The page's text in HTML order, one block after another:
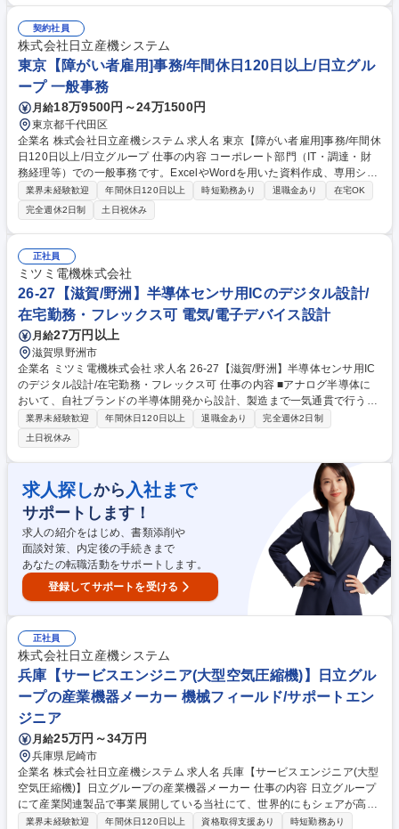
す。製品別原価管理や業績管理を行い、予算編成・中期計画の策定をサポ
ート。事業部門と連携し、経営管理支援や財務視点での業績改善を推進し
ます。また、内部統制の整備・運用管理を行い、公認会計士・税務監査へ
の対応、内部監査の実施などを担当します。 募集職種 習志野【経理/予
算・決算、原価計算、業績管理等】日立グループ/年休126日
契約社員
株式会社日立産機システム
東京【障がい者雇用]事務/年間休日120日以上/日立グル
ープ 一般事務
月給18万9500円～24万1500円
東京都千代田区
企業名 株式会社日立産機システム 求人名 東京【障がい者雇用]事務/年間休
日120日以上/日立グループ 仕事の内容 コーポレート部門（IT・調達・財
務経理等）での一般事務です。ExcelやWordを用いた資料作成、専用シス
テムへのデータ入力、書類整理などの庶務業務を通じ、組織の円滑な運営
をサポートしていただきます。 配属先はIT、調達、財務経理といったコー
ポレート部門のいずれかとなります。主な業務は、PCを使用したデータ
集計や資料作成、社内専用システムへの入力作業、およびファイリング等
の事務全般です。周囲とコミュニケーションを取りながら進める業務が中
心となります。会社の定める範囲で職務内容の変更が生じる場合がありま
すが、転勤はなく、腰を据えて事務スキルを発揮できる環境です。 募集職
種 東京【障がい者雇用]事務/年間休日120日以上/日立グループ
業界未経験歓迎 年間休日120日以上 時短勤務あり 退職金あり
在宅OK
完全週休2日制
土日祝休み
正社員
ミツミ電機株式会社
26-27【滋賀/野洲】半導体センサ用ICのデジタル設計/
在宅勤務・フレックス可 電気/電子デバイス設計
月給27万円以上
滋賀県野洲市
企業名 ミツミ電機株式会社 求人名 26-27【滋賀/野洲】半導体センサ用IC
のデジタル設計/在宅勤務・フレックス可 仕事の内容 ■アナログ半導体に
おいて、自社ブランドの半導体開発から設計、製造まで一気通貫で行う事
業とお客様の半導体を受託生産するファウンドリ事業を行う当社にて、セ
ンサ用ICのデジタル回路設計をお任せします。 (1)センサ用ICの論理設
計・仕様策定 (2)ICシミュレータを用いた検証 (3)アナログ/デジタル混載
設計の検討 【扱う製品領域】■電池（リチウムイオン電池保護IC、電池残
量予測IC、充電制御IC） ■電源（システムリセットIC、LDO、DC/DCコン
バータ、AC/DC電源用IC） ■センサ（MEMSセンサ、温度／電流センサ、
AFE/ADC） ■IGBT & FRD（EV（自動車）、産機市場向けIGBT） 募集職
種 26-27【滋賀/野洲】半導体センサ用ICのデジタル設計/在宅勤務・フレ
ックス可
業界未経験歓迎 年間休日120日以上 退職金あり
完全週休2日制
土日祝休み
求人探しから 入社まで
サポートします！
求人の紹介をはじめ、書類添削や
面談対策、内定後の手続きまで
あなたの転職活動をサポートします。
登録してサポートを受ける
正社員
株式会社日立産機システム
兵庫【サービスエンジニア(大型空気圧縮機)】日立グル
ープの産業機器メーカー 機械フィールド/サポートエン
ジニア
月給25万円～34万円
兵庫県尼崎市
企業名 株式会社日立産機システム 求人名 兵庫【サービスエンジニア(大型
空気圧縮機)】日立グループの産業機器メーカー 仕事の内容 日立グループ
にて産業関連製品で事業展開している当社にて、世界的にもシェアが高い
大型空気圧縮機のサービスエンジニア業務をお任せいたします。 【業務内
業界未経験歓迎 年間休日120日以上 資格取得支援あり
時短勤務あり